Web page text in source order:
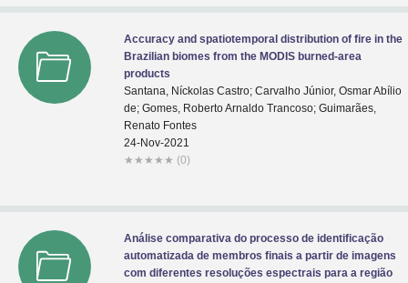
Accuracy and spatiotemporal distribution of fire in the
Brazilian biomes from the MODIS burned-area
products
Santana, Níckolas Castro; Carvalho Júnior, Osmar Abílio
de; Gomes, Roberto Arnaldo Trancoso; Guimarães,
Renato Fontes
24-Nov-2021
★ ★ ★ ★ ★ (0)
Análise comparativa do processo de identificação
automatizada de membros finais a partir de imagens
com diferentes resoluções espectrais para a região